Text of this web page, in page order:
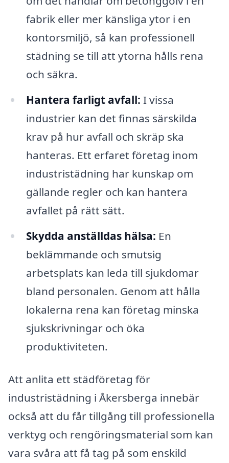
fabrik eller mer känsliga ytor i en
kontorsmiljö, så kan professionell
städning se till att ytorna hålls rena
och säkra.
Hantera farligt avfall: I vissa
industrier kan det finnas särskilda
krav på hur avfall och skräp ska
hanteras. Ett erfaret företag inom
industristädning har kunskap om
gällande regler och kan hantera
avfallet på rätt sätt.
Skydda anställdas hälsa: En
beklämmande och smutsig
arbetsplats kan leda till sjukdomar
bland personalen. Genom att hålla
lokalerna rena kan företag minska
sjukskrivningar och öka
produktiviteten.
Att anlita ett städföretag för
industristädning i Åkersberga innebär
också att du får tillgång till professionella
verktyg och rengöringsmaterial som kan
vara svåra att få tag på som enskild